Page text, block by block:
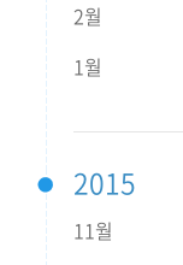
2월
1월
2015
11월